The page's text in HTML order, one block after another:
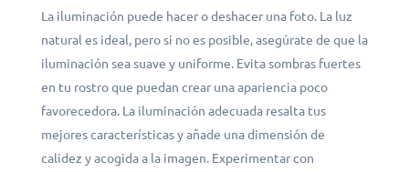
La iluminación puede hacer o deshacer una foto. La luz
natural es ideal, pero si no es posible, asegúrate de que la
iluminación sea suave y uniforme. Evita sombras fuertes
en tu rostro que puedan crear una apariencia poco
favorecedora. La iluminación adecuada resalta tus
mejores características y añade una dimensión de
calidez y acogida a la imagen. Experimentar con